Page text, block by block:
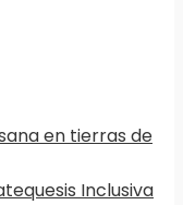
en tierras de
Inclusiva